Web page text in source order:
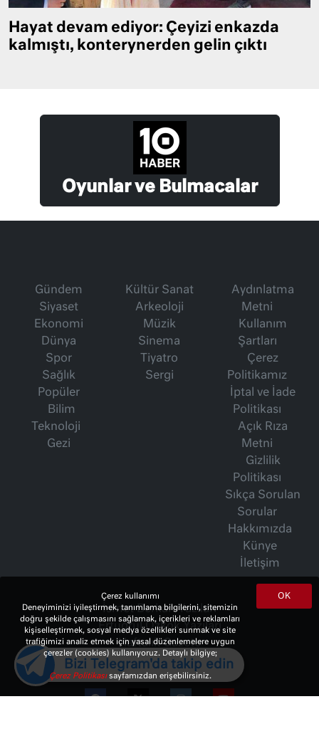
Hayat devam ediyor: Çeyizi enkazda
kalmıştı, konterynerden gelin çıktı
Oyunlar ve Bulmacalar
Gündem
Siyaset
Ekonomi
Dünya
Spor
Sağlık
Popüler
Bilim
Teknoloji
Gezi
Kültür Sanat
Arkeoloji
Müzik
Sinema
Tiyatro
Sergi
Aydınlatma
Metni
Kullanım
Şartları
Çerez
Politikamız
İptal ve İade
Politikası
Açık Rıza
Metni
Gizlilik
Politikası
Sıkça Sorulan
Sorular
Hakkımızda
Künye
İletişim
İsmet Berkan Yazıları
Ertuğrul Özkök Yazıları
Haftalık Gazete
OK
Çerez kullanımı
Deneyiminizi iyileştirmek, tanımlama bilgilerini, sitemizin
doğru şekilde çalışmasını sağlamak, içerikleri ve reklamları
kişiselleştirmek, sosyal medya özellikleri sunmak ve site
trafiğimizi analiz etmek için yasal düzenlemelere uygun
çerezler (cookies) kullanıyoruz. Detaylı bilgiye;
Çerez Politikasısayfamızdan erişebilirsiniz.
Bizi Telegram'da takip edin